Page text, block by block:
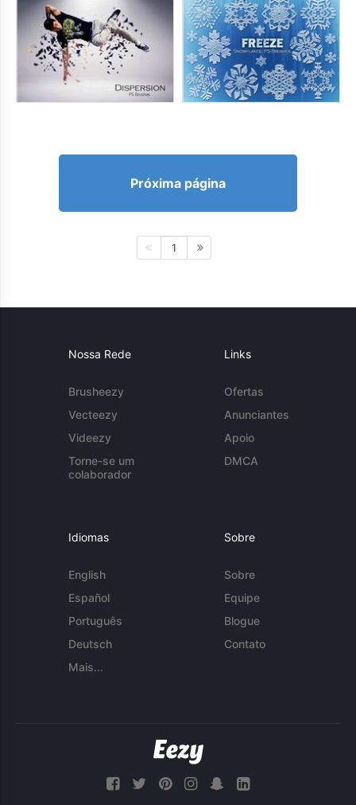
Próxima página
1
Nossa Rede
Brusheezy
Vecteezy
Videezy
Torne-se um
colaborador
Links
Ofertas
Anunciantes
Apoio
DMCA
Idiomas
English
Español
Português
Deutsch
Mais...
Sobre
Sobre
Equipe
Blogue
Contato